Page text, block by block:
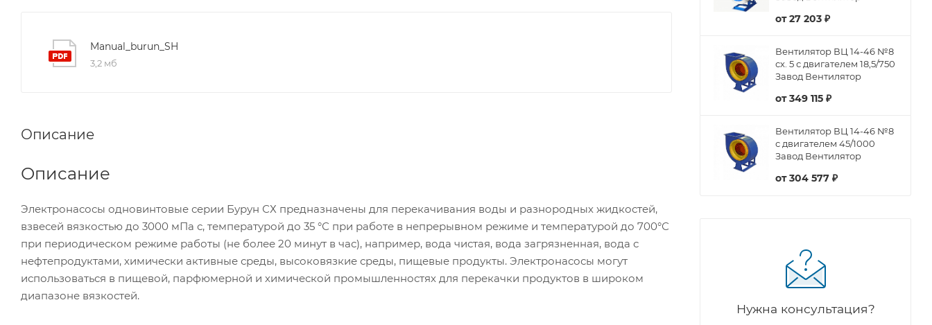
Manual_burun_SH
3,2 мб
Описание
Описание
Электронасосы одновинтовые серии Бурун СХ предназначены для перекачивания воды и разнородных жидкостей,
взвесей вязкостью до 3000 мПа с, температурой до 35 °С при работе в непрерывном режиме и температурой до 700°С
при периодическом режиме работы (не более 20 минут в час), например, вода чистая, вода загрязненная, вода с
нефтепродуктами, химически активные среды, высоковязкие среды, пищевые продукты. Электронасосы могут
использоваться в пищевой, парфюмерной и химической промышленностях для перекачки продуктов в широком
диапазоне вязкостей.
от27 203 ₽
Вентилятор ВЦ 14-46 №8
сх. 5 с двигателем 18,5/750
Завод Вентилятор
от349 115 ₽
Вентилятор ВЦ 14-46 №8
с двигателем 45/1000
Завод Вентилятор
от304 577 ₽
Нужна консультация?